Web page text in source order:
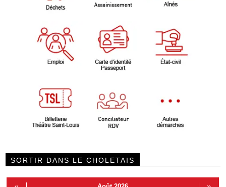
SORTIR DANS LE CHOLETAIS